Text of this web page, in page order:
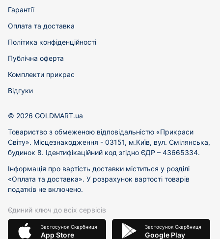
Гарантії
Оплата та доставка
Політика конфіденційності
Публічна оферта
Комплекти прикрас
Відгуки
© 2026 GOLDMART.ua
Товариство з обмеженою відповідальністю «Прикраси
Світу». Місцезнаходження - 03151, м.Київ, вул. Смілянська,
будинок 8. Ідентифікаційний код згідно ЄДР – 43665334.
Інформація про вартість доставки міститься у розділі
«Оплата та доставка». У розрахунок вартості товарів
податків не включено.
Єдиний ключ до всіх сервісів
Застосунок Скарбниця
App Store
Застосунок Скарбниця
Google Play